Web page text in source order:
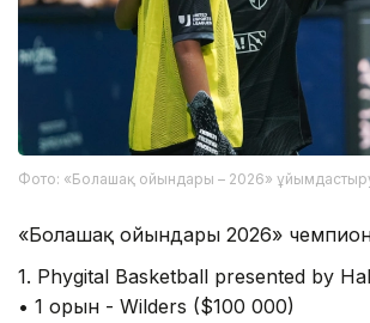
Фото: «Болашақ ойындары – 2026»
«Болашақ ойындары 2026»
1. Phygital Basketball presented by
• 1 орын - Wilders ($100 000)